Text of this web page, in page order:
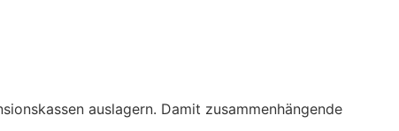
auslagern. Damit zusammenhängende